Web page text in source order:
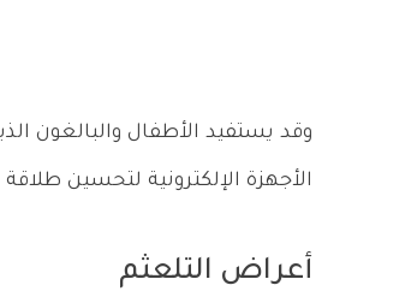
وقد يستفيد الأطفال والبالغون
الأجهزة الإلكترونية لتحسين
أعراض التلعثم